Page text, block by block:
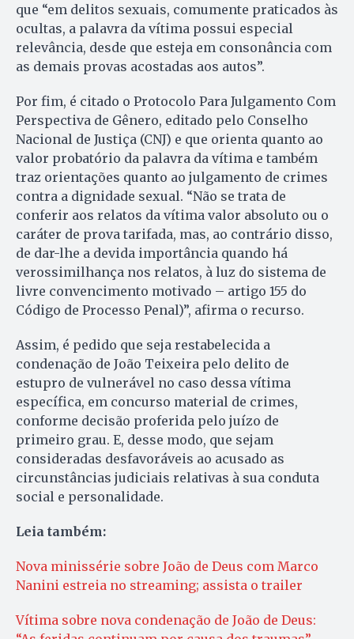
que “em delitos sexuais, comumente praticados às
ocultas, a palavra da vítima possui especial
relevância, desde que esteja em consonância com
as demais provas acostadas aos autos”.
Por fim, é citado o Protocolo Para Julgamento Com
Perspectiva de Gênero, editado pelo Conselho
Nacional de Justiça (CNJ) e que orienta quanto ao
valor probatório da palavra da vítima e também
traz orientações quanto ao julgamento de crimes
contra a dignidade sexual. “Não se trata de
conferir aos relatos da vítima valor absoluto ou o
caráter de prova tarifada, mas, ao contrário disso,
de dar-lhe a devida importância quando há
verossimilhança nos relatos, à luz do sistema de
livre convencimento motivado – artigo 155 do
Código de Processo Penal)”, afirma o recurso.
Assim, é pedido que seja restabelecida a
condenação de João Teixeira pelo delito de
estupro de vulnerável no caso dessa vítima
específica, em concurso material de crimes,
conforme decisão proferida pelo juízo de
primeiro grau. E, desse modo, que sejam
consideradas desfavoráveis ao acusado as
circunstâncias judiciais relativas à sua conduta
social e personalidade.
Leia também:
Nova minissérie sobre João de Deus com Marco
Nanini estreia no streaming; assista o trailer
Vítima sobre nova condenação de João de Deus: